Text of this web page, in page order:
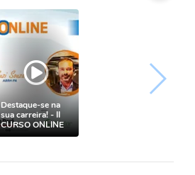
Destaque-se na
sua carreira! - II
CURSO ONLINE